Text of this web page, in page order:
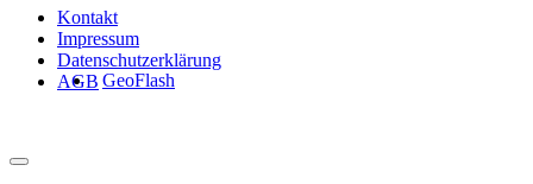
GeoFlash
Kontakt
Impressum
Datenschutzerklärung
AGB